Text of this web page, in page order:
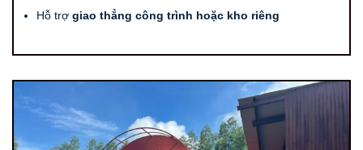
Hỗ trợ giao thẳng công trình hoặc kho riêng